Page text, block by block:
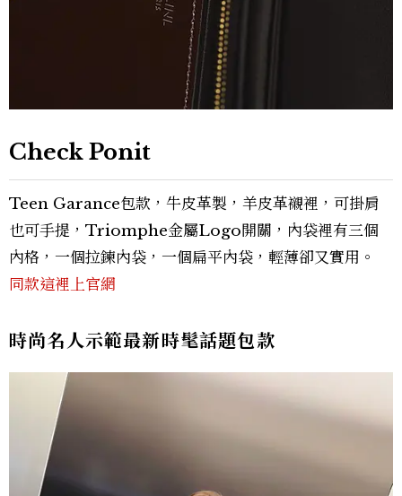
Check Ponit
Teen Garance包款，牛皮革製，羊皮革襯裡，可掛肩
也可手提，Triomphe金屬Logo開關，內袋裡有三個
內格，一個拉鍊內袋，一個扁平內袋，輕薄卻又實用。
同款這裡上官網
時尚名人示範最新時髦話題包款